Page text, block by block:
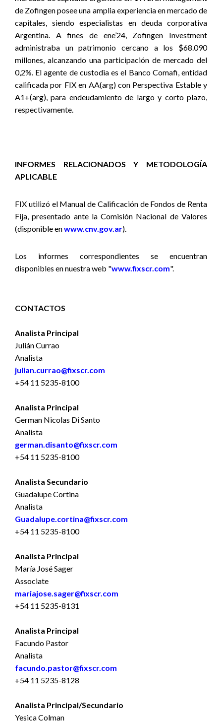
de Zofingen posee una amplia experiencia en mercado de
capitales, siendo especialistas en deuda corporativa
Argentina. A fines de ene’24, Zofingen Investment
administraba un patrimonio cercano a los $68.090
millones, alcanzando una participación de mercado del
0,2%. El agente de custodia es el Banco Comafi, entidad
calificada por FIX en AA(arg) con Perspectiva Estable y
A1+(arg), para endeudamiento de largo y corto plazo,
respectivamente.
INFORMES RELACIONADOS Y METODOLOGÍA
APLICABLE
FIX utilizó el Manual de Calificación de Fondos de Renta
Fija,presentado ante la Comisión Nacional de Valores
(disponible enwww.cnv.gov.ar).
Los informes correspondientes se encuentran
disponibles en nuestra web "www.fixscr.com".
CONTACTOS
Analista Principal
Julián Currao
Analista
julian.currao@fixscr.com
+54 11 5235-8100
Analista Principal
German Nicolas Di Santo
Analista
german.disanto@fixscr.com
+54 11 5235-8100
Analista Secundario
Guadalupe Cortina
Analista
Guadalupe.cortina@fixscr.com
+54 11 5235-8100
Analista Principal
María José Sager
Associate
mariajose.sager@fixscr.com
+54 11 5235-8131
Analista Principal
Facundo Pastor
Analista
facundo.pastor@fixscr.com
+54 11 5235-8128
Analista Principal/Secundario
Yesica Colman